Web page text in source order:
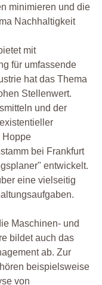
minimieren und die
Nachhaltigkeit
mit
für umfassende
hat das Thema
Stellenwert.
und der
Hoppe
bei Frankfurt
entwickelt.
eine vielseitig
Maschinen- und
bildet auch das
ab. Zur
beispielsweise
von